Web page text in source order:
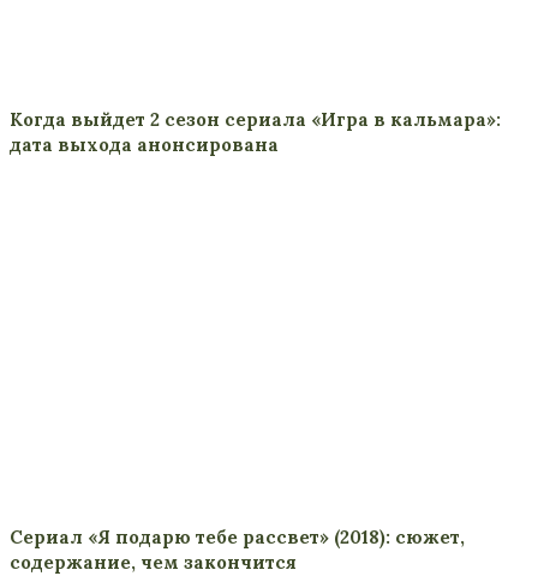
Когда выйдет 2 сезон сериала «Игра в кальмара»:
дата выхода анонсирована
Сериал «Я подарю тебе рассвет» (2018): сюжет,
содержание, чем закончится